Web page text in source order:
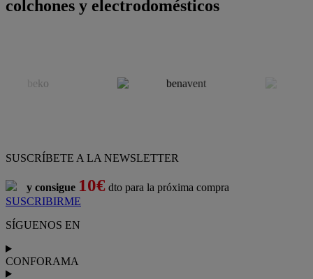
colchones y electrodomésticos
SUSCRÍBETE A LA NEWSLETTER
y consigue 10€ dto para la próxima compra
SUSCRIBIRME
SÍGUENOS EN
CONFORAMA